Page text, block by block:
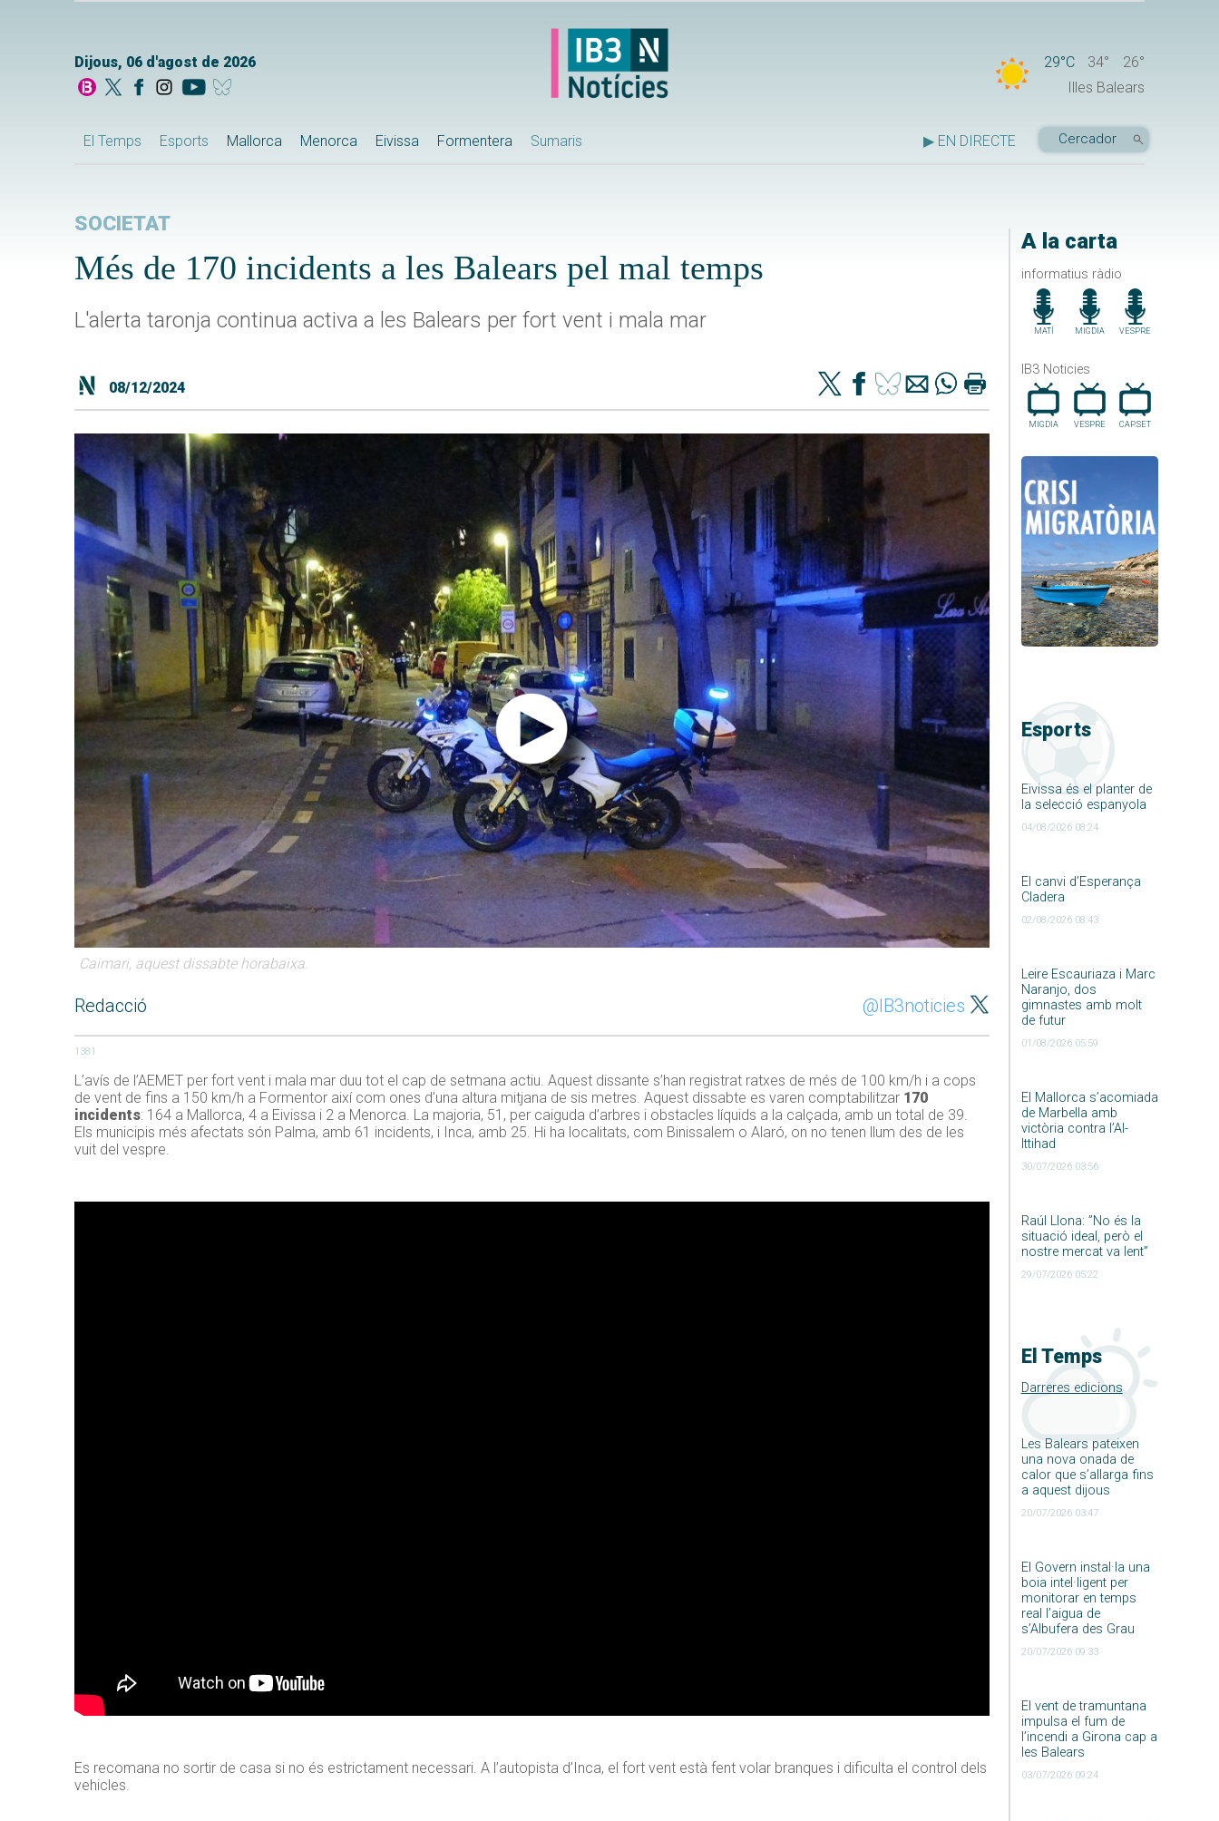
Dijous, 06 d'agost de 2026 29°C 34°
26°
Illes Balears
El Temps Esports Mallorca Menorca Eivissa Formentera Sumaris ▶ EN DIRECTE
A la carta
informatius ràdio
MATÍ MIGDIA VESPRE
IB3 Noticies
MIGDIA VESPRE CAP.SET
Esports
Eivissa és el planter de
la selecció espanyola
04/08/2026 08:24
El canvi d’Esperança
Cladera
02/08/2026 08:43
Leire Escauriaza i Marc
Naranjo, dos
gimnastes amb molt
de futur
01/08/2026 05:59
El Mallorca s’acomiada
de Marbella amb
victòria contra l’Al-
Ittihad
30/07/2026 03:56
Raúl Llona: ”No és la
situació ideal, però el
nostre mercat va lent”
29/07/2026 05:22
El Temps
Darreres edicions
Les Balears pateixen
una nova onada de
calor que s’allarga fins
a aquest dijous
20/07/2026 03:47
El Govern instal·la una
boia intel·ligent per
monitorar en temps
real l’aigua de
s’Albufera des Grau
20/07/2026 09:33
El vent de tramuntana
impulsa el fum de
l’incendi a Girona cap a
les Balears
03/07/2026 09:24
SOCIETAT
Més de 170 incidents a les Balears pel mal temps
L'alerta taronja continua activa a les Balears per fort vent i mala mar
08/12/2024
Caimari, aquest dissabte horabaixa.
Redacció @IB3noticies
1381
L’avís de l’AEMET per fort vent i mala mar duu tot el cap de setmana actiu. Aquest dissante s’han registrat ratxes de més de 100 km/h i a cops
de vent de fins a 150 km/h a Formentor així com ones d’una altura mitjana de sis metres. Aquest dissabte es varen comptabilitzar 170
incidents: 164 a Mallorca, 4 a Eivissa i 2 a Menorca. La majoria, 51, per caiguda d’arbres i obstacles líquids a la calçada, amb un total de 39.
Els municipis més afectats són Palma, amb 61 incidents, i Inca, amb 25. Hi ha localitats, com Binissalem o Alaró, on no tenen llum des de les
vuit del vespre.
Es recomana no sortir de casa si no és estrictament necessari. A l’autopista d’Inca, el fort vent està fent volar branques i dificulta el control dels
vehicles.